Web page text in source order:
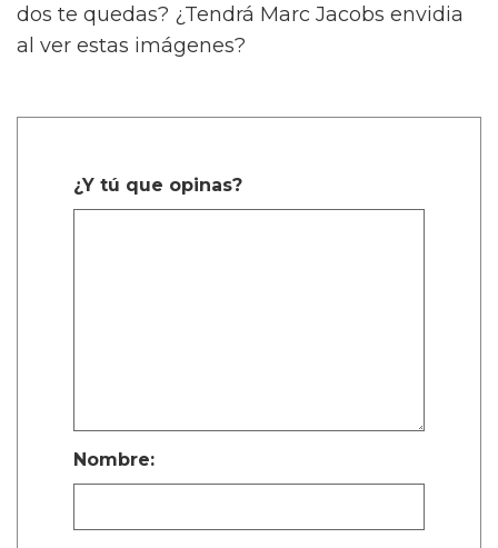
dos te quedas? ¿Tendrá Marc Jacobs envidia
al ver estas imágenes?
¿Y tú que opinas?
Nombre: